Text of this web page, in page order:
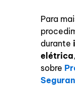
Para
durante
elétrica
sobre